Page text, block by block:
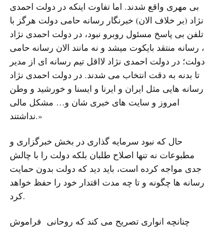
بی مهری واقع شدند. اما تفاوت اینکه در دولت احمدی
نژاد (بر خلاف الان) خبرنگار رسانه حامی دولت هرگز با
تلفن بی پاسخ مسئول روبرو نبود، در دولت احمدی نژاد
، رسانه منتقد بایکوت میشد و نه مانند الان رسانه حامی
دولت؛ در دولت احمدی نژاد لااقل تیم رسانه ای از مدیر
تا بدنه به دقت انتخاب می شدند. در دولت احمدی نژاد
رسانه هایی مثل ایران و ایرنا و ایسنا و خورشید و وطن
امروز و سایت های خبری شان و… مشکل مالی
نداشتند.»
حال که نبود سرمایه گذاری در بخش خبرگزاری و
مطبوعات نه تنها اصلاح طلبان بلکه دولت را با چالش
جدی مواجه کرده است، باید دید که دولت بدون حمایت
رسانه ها چگونه و تا چه مدت اقتدار خود را حفظ خواهد
کرد.
چنانچه انواری تصریح می کند که روحانی فراموش